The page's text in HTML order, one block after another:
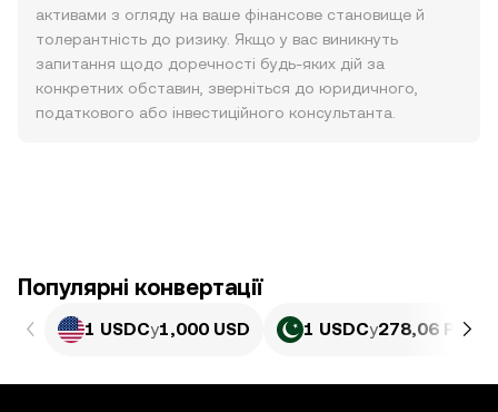
активами з огляду на ваше фінансове становище й
толерантність до ризику. Якщо у вас виникнуть
запитання щодо доречності будь-яких дій за
конкретних обставин, зверніться до юридичного,
податкового або інвестиційного консультанта.
Популярні конвертації
1 USDCу1,000 USD 1 USDCу278,06 PKR